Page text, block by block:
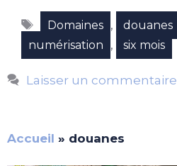
Étiquettes
Domaines , douanes
numérisation , six mois
Laisser un commentaire
Accueil » douanes